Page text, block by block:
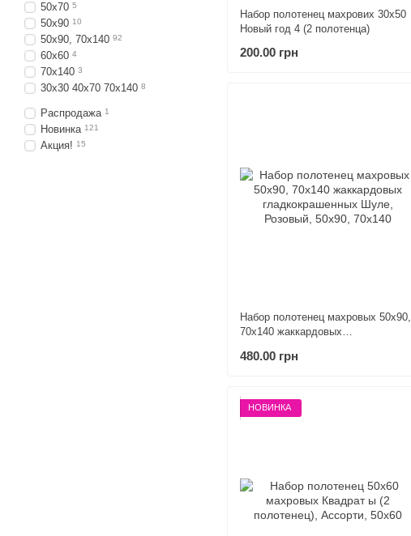
Набор полотенец махрових 30х50
Новый год 4 (2 полотенца)
200.00 грн
Набор полотенец махровых 50х90,
70х140 жаккардовых
480.00 грн
НОВИНКА
50х70 5
50х90 10
50х90, 70х140 92
60х60 4
70х140 3
30х30 40х70 70х140 8
Распродажа 1
Новинка 121
Акция! 15